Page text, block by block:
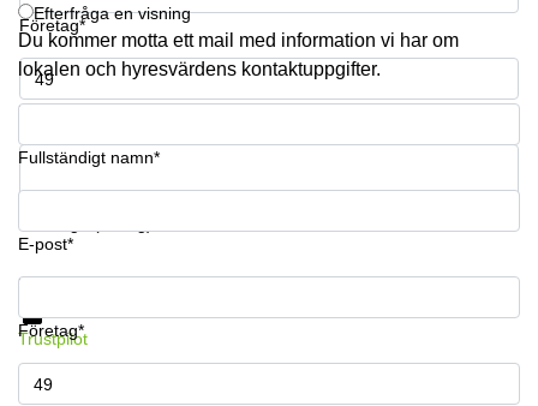
Företag*
Telefonnummer*
Efterfråga en visning
Du kommer motta ett mail med information vi har om
lokalen och hyresvärdens kontaktuppgifter.
Fullständigt namn*
E-post*
Företag*
Få information och pris
Trustpilot